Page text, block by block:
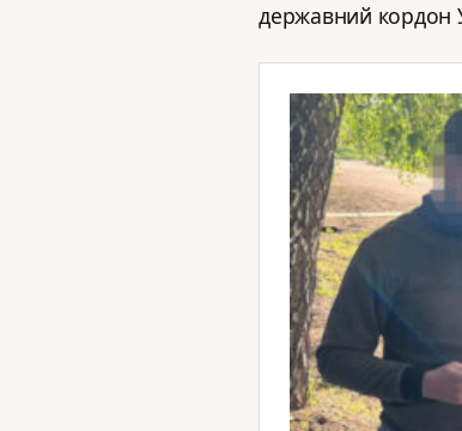
державний кордон